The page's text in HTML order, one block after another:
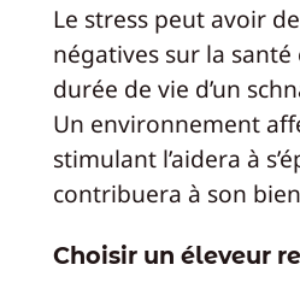
Le stress peut avoir
négatives sur la
durée de vie d’un
Un environnement
stimulant l’aidera à
contribuera à son
Choisir un éleveur